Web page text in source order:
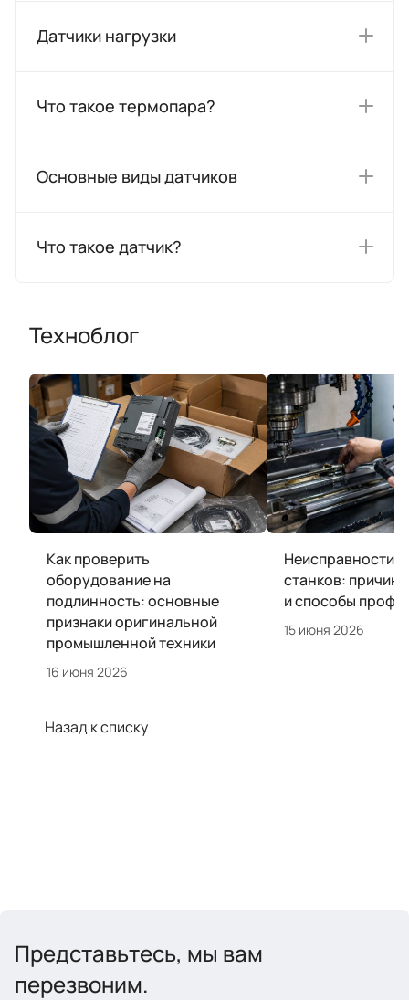
Датчики нагрузки
Что такое термопара?
Основные виды датчиков
Что такое датчик?
Техноблог
Как проверить
оборудование на
подлинность: основные
признаки оригинальной
промышленной техники
16 июня 2026
Неисправности
станков:
и способы
15 июня 2026
Назад к списку
Представьтесь, мы вам
перезвоним.